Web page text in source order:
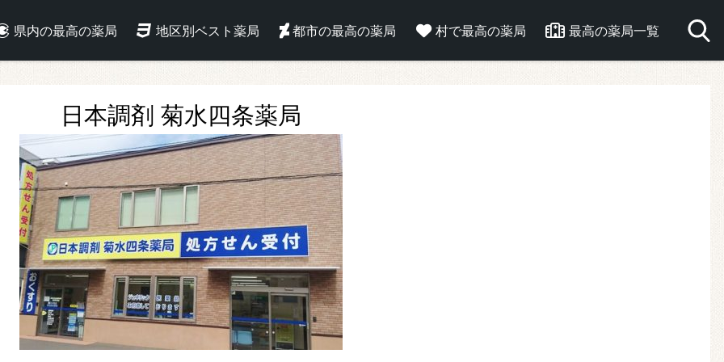
県内の最高の薬局 地区別ベスト薬局 都市の最高の薬局 村で最高の薬局 最高の薬局一覧
日本調剤 菊水四条薬局